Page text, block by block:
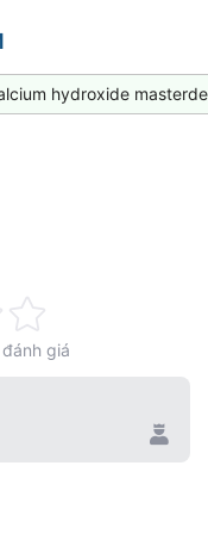
innovative
ColorRings
colors
hydroxide
giá